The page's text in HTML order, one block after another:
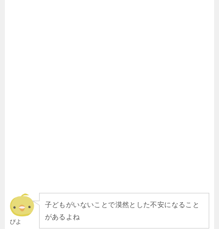
ぴよ
子どもがいないことで漠然とした不安になること
があるよね